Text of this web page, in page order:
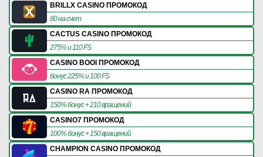
BRILLX CASINO ПРОМОКОД
80 на счет
CACTUS CASINO ПРОМОКОД
275% и 110 FS
CASINO BOOI ПРОМОКОД
бонус 225% и 100 FS
CASINO RA ПРОМОКОД
150% бонус + 210 вращений
CASINO7 ПРОМОКОД
100% бонус + 150 вращений
CHAMPION CASINO ПРОМОКОД